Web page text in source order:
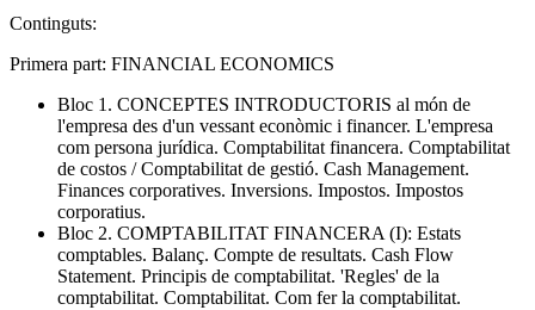
Continguts:
Primera part: FINANCIAL ECONOMICS
Bloc 1. CONCEPTES INTRODUCTORIS al món de
l'empresa des d'un vessant econòmic i financer. L'empresa
com persona jurídica. Comptabilitat financera. Comptabilitat
de costos / Comptabilitat de gestió. Cash Management.
Finances corporatives. Inversions. Impostos. Impostos
corporatius.
Bloc 2. COMPTABILITAT FINANCERA (I): Estats
comptables. Balanç. Compte de resultats. Cash Flow
Statement. Principis de comptabilitat. 'Regles' de la
comptabilitat. Comptabilitat. Com fer la comptabilitat.